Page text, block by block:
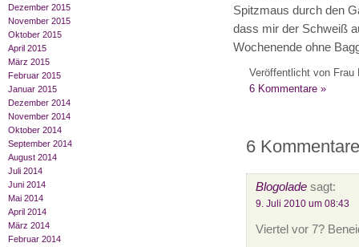
Dezember 2015
November 2015
Oktober 2015
April 2015
März 2015
Februar 2015
Januar 2015
Dezember 2014
November 2014
Oktober 2014
September 2014
August 2014
Juli 2014
Juni 2014
Mai 2014
April 2014
März 2014
Februar 2014
Spitzmaus durch den
dass mir der Schweiß
Wochenende ohne
Veröffentlicht von Frau
6 Kommentare »
6
Blogoladesagt:
9. Juli 2010 um 08:43
Viertel vor 7?